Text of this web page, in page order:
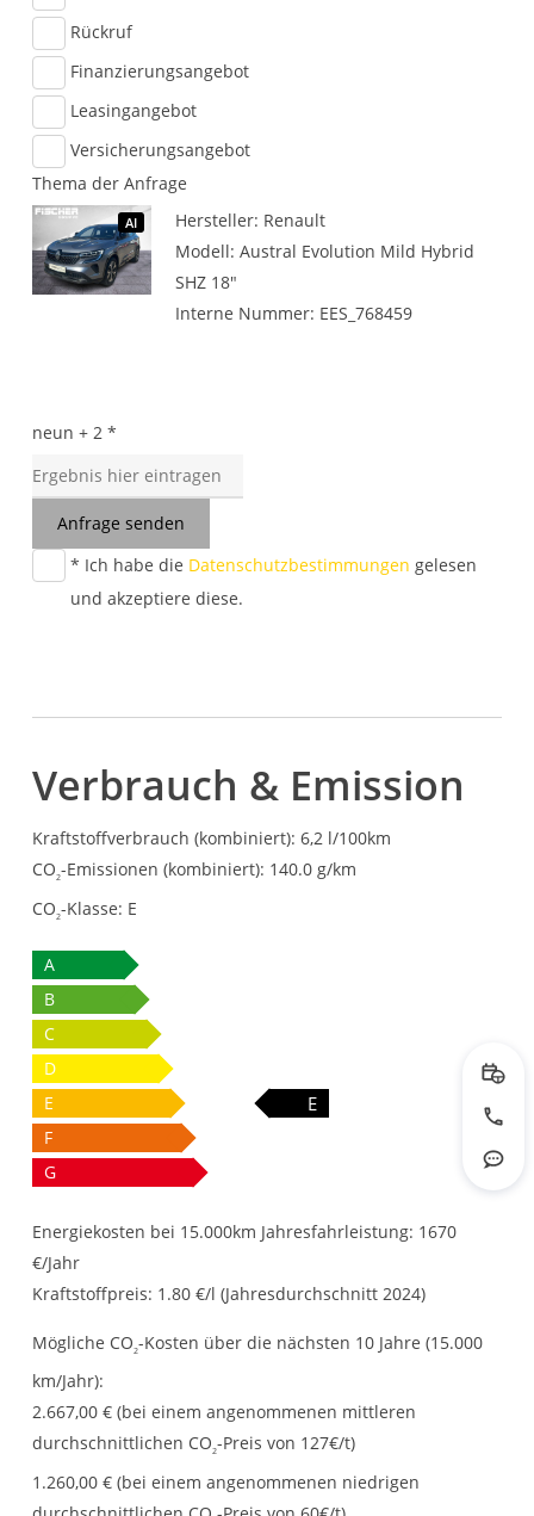
Rückruf
Finanzierungsangebot
Leasingangebot
Versicherungsangebot
Thema der Anfrage
AI
Hersteller: Renault
Modell: Austral Evolution Mild Hybrid
SHZ 18"
Interne Nummer: EES_768459
neun + 2 *
Anfrage senden
* Ich habe die Datenschutzbestimmungen gelesen
und akzeptiere diese.
Verbrauch & Emission
Kraftstoffverbrauch (kombiniert): 6,2 l/100km
CO2-Emissionen (kombiniert): 140.0 g/km
CO2-Klasse: E
A
B
C
D
E
E
F
G
Energiekosten bei 15.000km Jahresfahrleistung: 1670
€/Jahr
Kraftstoffpreis: 1.80 €/l (Jahresdurchschnitt 2024)
Mögliche CO2-Kosten über die nächsten 10 Jahre (15.000
km/Jahr):
2.667,00 € (bei einem angenommenen mittleren
durchschnittlichen CO2-Preis von 127€/t)
1.260,00 € (bei einem angenommenen niedrigen
Jetzt